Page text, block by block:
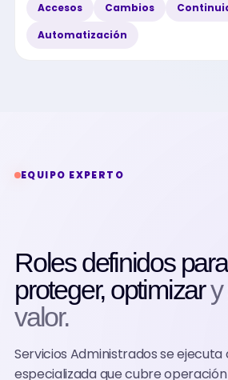
Accesos
Cambios
Automatización
EQUIPO EXPERTO
Roles definidos
proteger, optimizary
valor.
Servicios Administrados se
especializada que cubre